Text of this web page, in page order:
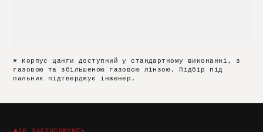
* Корпус цанги доступний у стандартному виконанні, з
газовою та збільшеною газовою лінзою. Підбір під
пальник підтверджує інженер.